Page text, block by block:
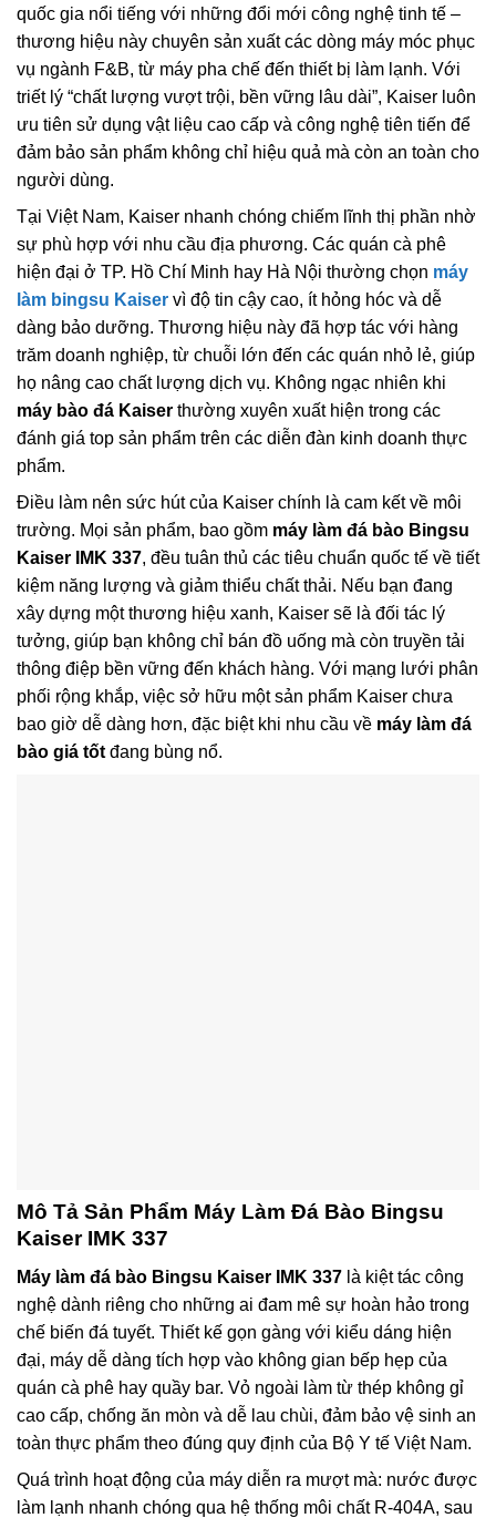
quốc gia nổi tiếng với những đổi mới công nghệ tinh tế –
thương hiệu này chuyên sản xuất các dòng máy móc phục
vụ ngành F&B, từ máy pha chế đến thiết bị làm lạnh. Với
triết lý “chất lượng vượt trội, bền vững lâu dài”, Kaiser luôn
ưu tiên sử dụng vật liệu cao cấp và công nghệ tiên tiến để
đảm bảo sản phẩm không chỉ hiệu quả mà còn an toàn cho
người dùng.
Tại Việt Nam, Kaiser nhanh chóng chiếm lĩnh thị phần nhờ
sự phù hợp với nhu cầu địa phương. Các quán cà phê
hiện đại ở TP. Hồ Chí Minh hay Hà Nội thường chọn máy
làm bingsu Kaiser vì độ tin cậy cao, ít hỏng hóc và dễ
dàng bảo dưỡng. Thương hiệu này đã hợp tác với hàng
trăm doanh nghiệp, từ chuỗi lớn đến các quán nhỏ lẻ, giúp
họ nâng cao chất lượng dịch vụ. Không ngạc nhiên khi
máy bào đá Kaiser thường xuyên xuất hiện trong các
đánh giá top sản phẩm trên các diễn đàn kinh doanh thực
phẩm.
Điều làm nên sức hút của Kaiser chính là cam kết về môi
trường. Mọi sản phẩm, bao gồm máy làm đá bào Bingsu
Kaiser IMK 337, đều tuân thủ các tiêu chuẩn quốc tế về tiết
kiệm năng lượng và giảm thiểu chất thải. Nếu bạn đang
xây dựng một thương hiệu xanh, Kaiser sẽ là đối tác lý
tưởng, giúp bạn không chỉ bán đồ uống mà còn truyền tải
thông điệp bền vững đến khách hàng. Với mạng lưới phân
phối rộng khắp, việc sở hữu một sản phẩm Kaiser chưa
bao giờ dễ dàng hơn, đặc biệt khi nhu cầu về máy làm đá
bào giá tốt đang bùng nổ.
Mô Tả Sản Phẩm Máy Làm Đá Bào Bingsu
Kaiser IMK 337
Máy làm đá bào Bingsu Kaiser IMK 337 là kiệt tác công
nghệ dành riêng cho những ai đam mê sự hoàn hảo trong
chế biến đá tuyết. Thiết kế gọn gàng với kiểu dáng hiện
đại, máy dễ dàng tích hợp vào không gian bếp hẹp của
quán cà phê hay quầy bar. Vỏ ngoài làm từ thép không gỉ
cao cấp, chống ăn mòn và dễ lau chùi, đảm bảo vệ sinh an
toàn thực phẩm theo đúng quy định của Bộ Y tế Việt Nam.
Quá trình hoạt động của máy diễn ra mượt mà: nước được
làm lạnh nhanh chóng qua hệ thống môi chất R-404A, sau